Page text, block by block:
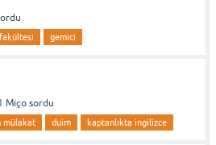
gemici
Miço sordu
mülakat duim kaptanlıkta ingilizce